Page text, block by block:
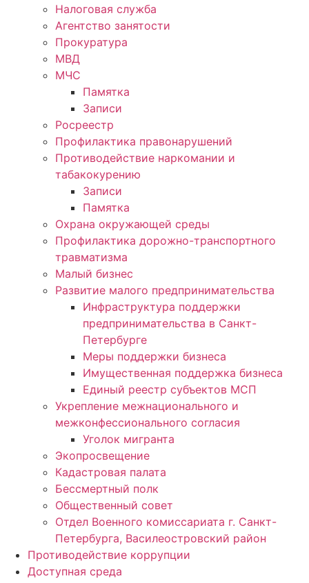
Налоговая служба
Агентство занятости
Прокуратура
МВД
МЧС
Памятка
Записи
Росреестр
Профилактика правонарушений
Противодействие наркомании и
табакокурению
Записи
Памятка
Охрана окружающей среды
Профилактика дорожно-транспортного
травматизма
Малый бизнес
Развитие малого предпринимательства
Инфраструктура поддержки
предпринимательства в Санкт-
Петербурге
Меры поддержки бизнеса
Имущественная поддержка бизнеса
Единый реестр субъектов МСП
Укрепление межнационального и
межконфессионального согласия
Уголок мигранта
Экопросвещение
Кадастровая палата
Бессмертный полк
Общественный совет
Отдел Военного комиссариата г. Санкт-
Петербурга, Василеостровский район
Противодействие коррупции
Доступная среда